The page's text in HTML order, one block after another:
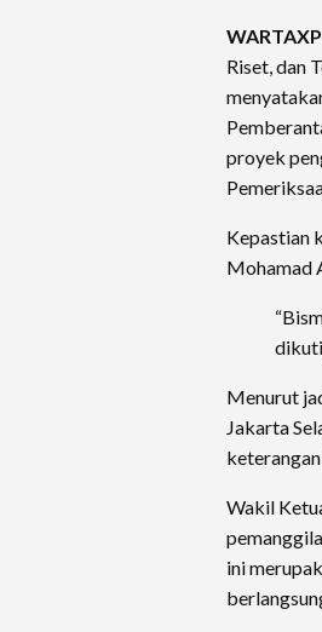
Riset, dan
proyek
Kepastian
Mohamad
Menurut
Jakarta
Wakil
ini